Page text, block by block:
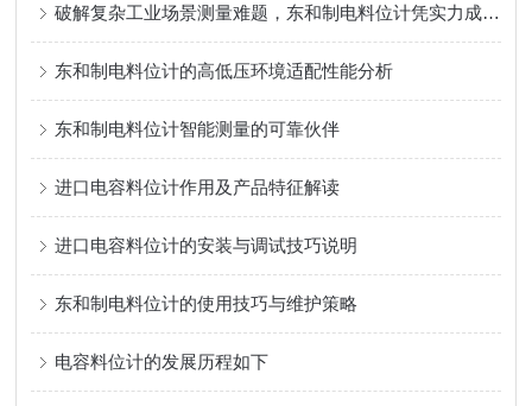
破解复杂工业场景测量难题，东和制电料位计凭实力成为可靠选择
东和制电料位计的高低压环境适配性能分析
东和制电料位计智能测量的可靠伙伴
进口电容料位计作用及产品特征解读
进口电容料位计的安装与调试技巧说明
东和制电料位计的使用技巧与维护策略
电容料位计的发展历程如下